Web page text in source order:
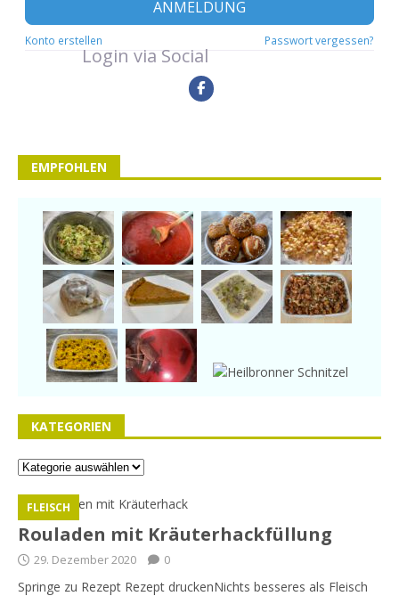
ANMELDUNG
Konto erstellen Passwort vergessen?
Login via Social
EMPFOHLEN
KATEGORIEN
Rouladen mit Kräuterhackfüllung
FLEISCH
29. Dezember 2020 0
Springe zu Rezept Rezept druckenNichts besseres als Fleisch